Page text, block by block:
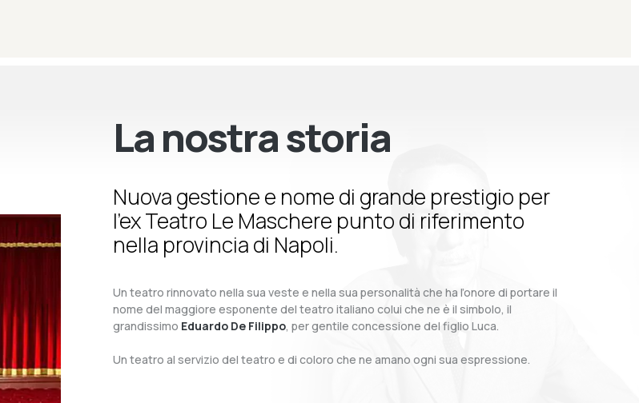
La nostra storia
Nuova gestione e nome di grande prestigio per
l’ex Teatro Le Maschere punto di riferimento
nella provincia di Napoli.
Un teatro rinnovato nella sua veste e nella sua personalità che ha l’onore di portare il
nome del maggiore esponente del teatro italiano colui che ne è il simbolo, il
grandissimo Eduardo De Filippo, per gentile concessione del figlio Luca.
Un teatro al servizio del teatro e di coloro che ne amano ogni sua espressione.